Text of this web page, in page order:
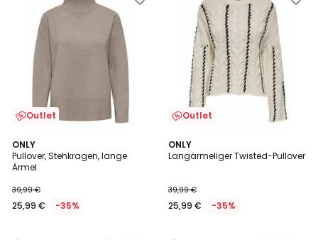
Outlet
ONLY
Pullover, Stehkragen, lange
Ärmel
39,99 €
25,99 € -35%
4,4
/ 5
3
Farben
Outlet
ONLY
Langärmeliger Twisted-Pullover
39,99 €
25,99 € -35%
3
/
2
Farben